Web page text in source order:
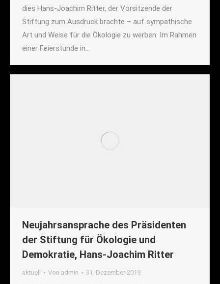
dies Hans-Joachim Ritter, der Vorsitzende der
Stiftung zum Ausdruck brachte – auf sympathische
Art und Weise für die Ökologie zu werben. Im Rahmen
einer Feierstunde in…
Neujahrsansprache des Präsidenten
der Stiftung für Ökologie und
Demokratie, Hans-Joachim Ritter
aktuell Von admin 31. Dezember 2019